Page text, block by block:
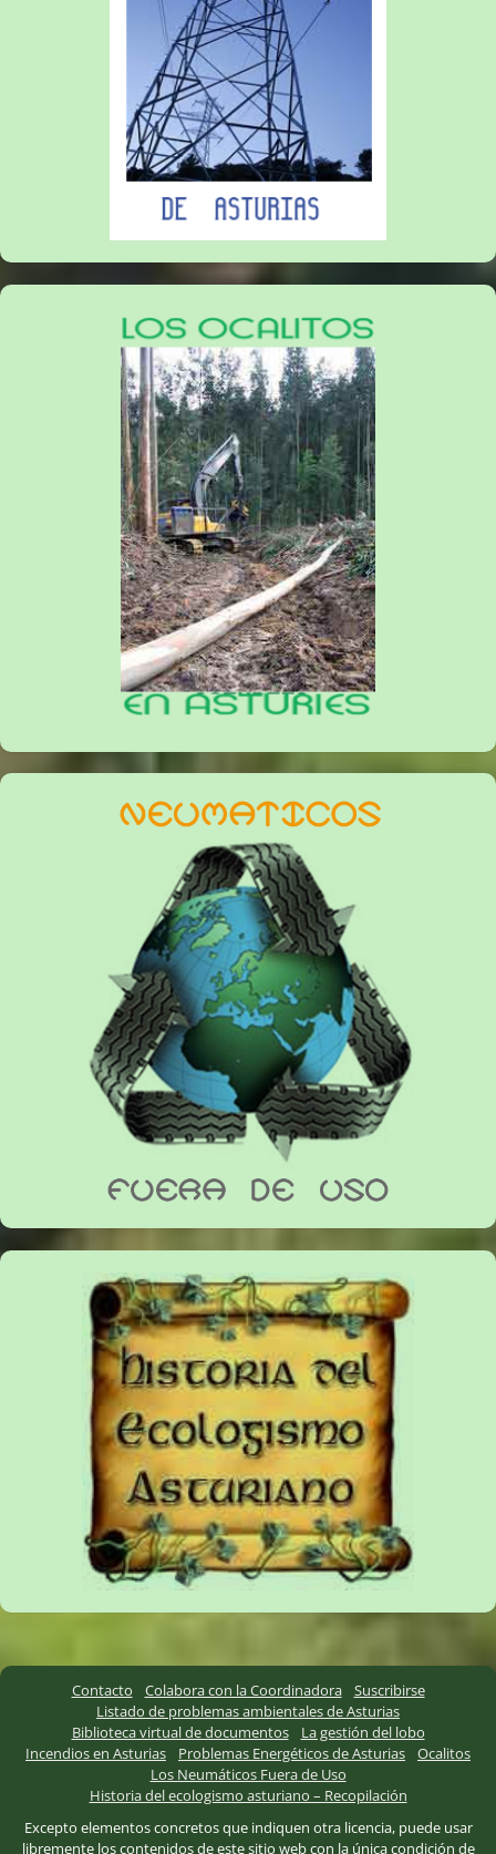
Contacto Colabora con la Coordinadora
Suscribirse
Listado de problemas ambientales de Asturias
Biblioteca virtual de documentos
La gestión del lobo
Incendios en Asturias
Problemas Energéticos de Asturias
Ocalitos
Los Neumáticos Fuera de Uso
Historia del ecologismo asturiano – Recopilación
Excepto elementos concretos que indiquen otra licencia, puede usar
libremente los contenidos de este sitio web con la única condición de